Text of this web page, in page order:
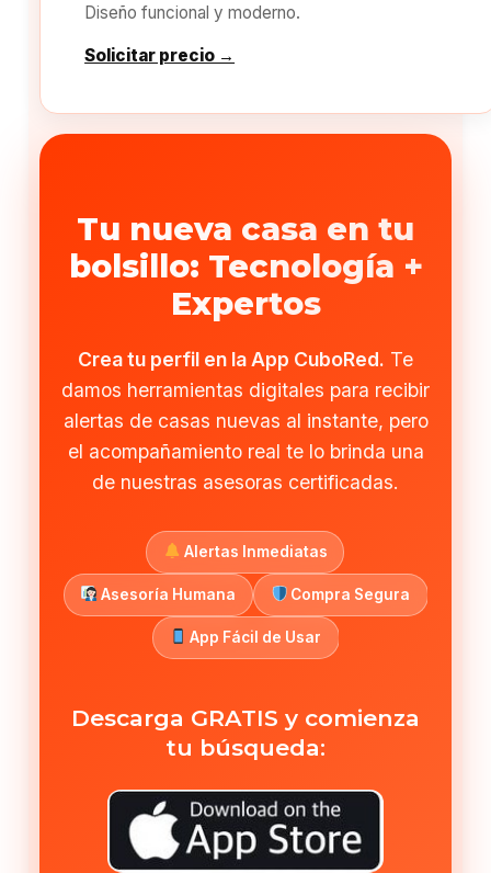
Diseño funcional y moderno.
Solicitar precio →
Tu nueva casa en tu
bolsillo: Tecnología +
Expertos
Crea tu perfil en la App CuboRed. Te
damos herramientas digitales para recibir
alertas de casas nuevas al instante, pero
el acompañamiento real te lo brinda una
de nuestras asesoras certificadas.
Alertas Inmediatas
Asesoría Humana Compra Segura
App Fácil de Usar
Descarga GRATIS y comienza
tu búsqueda: